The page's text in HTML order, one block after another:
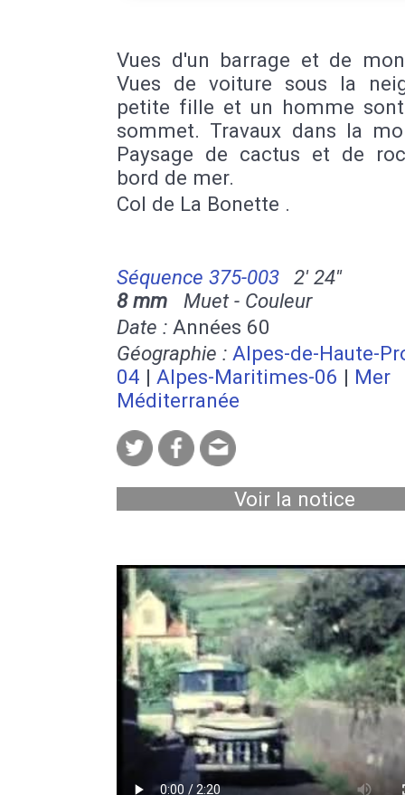
Vues d'un barrage et de
Vues de voiture sous la
petite fille et un homme
sommet. Travaux dans la
Paysage de cactus et de
bord de mer.
Col de La Bonette .
Séquence 375-003
2' 24''
8 mm Muet - Couleur
Date : Années 60
Géographie : Alpes-de-Haute-
04 | Alpes-Maritimes-06 | Mer
Méditerranée
Voir la notice